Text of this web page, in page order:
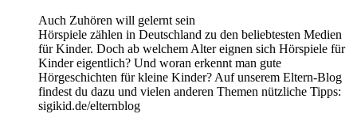
Auch Zuhören will gelernt sein
Hörspiele zählen in Deutschland zu den beliebtesten Medien
für Kinder. Doch ab welchem Alter eignen sich Hörspiele für
Kinder eigentlich? Und woran erkennt man gute
Hörgeschichten für kleine Kinder? Auf unserem Eltern-Blog
findest du dazu und vielen anderen Themen nützliche Tipps:
sigikid.de/elternblog